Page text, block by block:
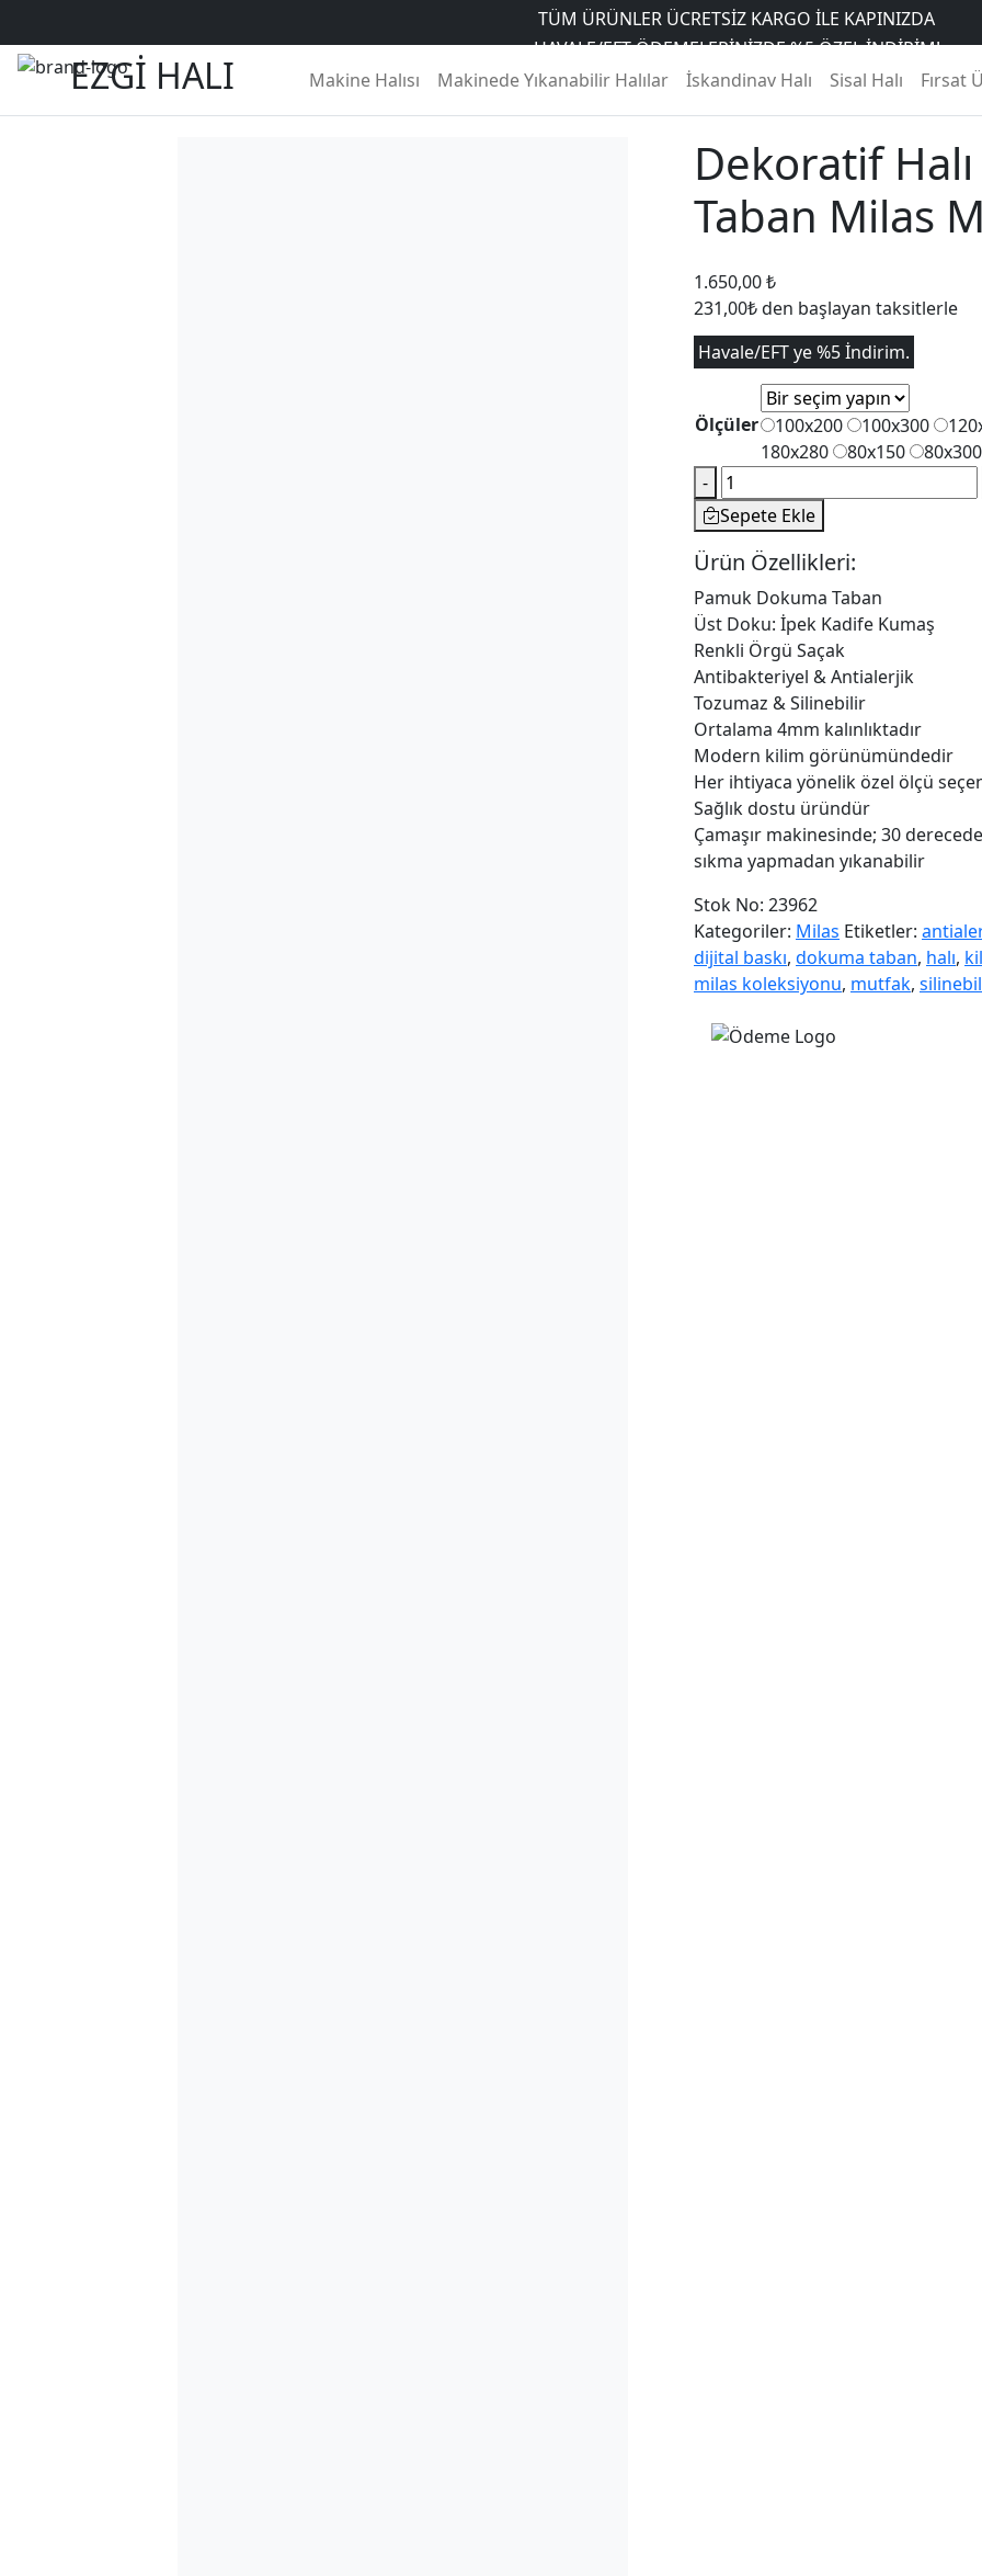
TÜM ÜRÜNLER ÜCRETSIZ KARGO İLE KAPINIZDA
HAVALE/EFT ÖDEMELERINIZDE %5 ÖZEL INDIRIM!
6 AYA VARAN TAKSIT İMKANI
EZGİ HALI Makine Halısı Makinede Yıkanabilir Halılar İskandinav Halı Sisal Halı Fırsat
Ana Sayfa/Mağaza/Makinede Yıkanabilir Halılar/Milas/ Dekoratif Halı Dokuma Taban Milas MLS-5097
Dekoratif
Taban Milas
1.650,00₺
231,00₺ den başlayan taksitlerle
Havale/EFT ye %5 İndirim.
Ölçüler 100x200 100x300
180x280
80x150
80x300
-
Dekoratif
Halı
Dokuma
Taban
MLS-
5097
adet
Sepete Ekle
Ürün Özellikleri:
Pamuk Dokuma Taban
Üst Doku: İpek Kadife Kumaş
Renkli Örgü Saçak
Antibakteriyel & Antialerjik
Tozumaz & Silinebilir
Ortalama 4mm kalınlıktadır
Modern kilim görünümündedir
Her ihtiyaca yönelik özel ölçü
Sağlık dostu üründür
Çamaşır makinesinde; 30
sıkma yapmadan yıkanabilir
Stok No: 23962
Kategoriler: Milas Etiketler:
dijital baskı, dokuma taban, halı,
milas koleksiyonu, mutfak,